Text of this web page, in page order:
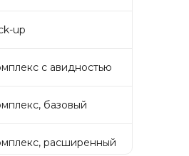
up
с авидностью
базовый
расширенный